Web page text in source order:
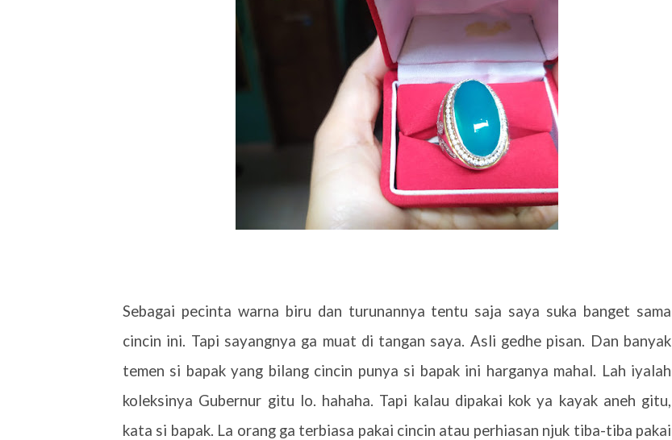
Sebagai pecinta warna biru dan turunannya tentu saja saya suka banget sama
cincin ini. Tapi sayangnya ga muat di tangan saya. Asli gedhe pisan. Dan banyak
temen si bapak yang bilang cincin punya si bapak ini harganya mahal. Lah iyalah
koleksinya Gubernur gitu lo. hahaha. Tapi kalau dipakai kok ya kayak aneh gitu,
kata si bapak. La orang ga terbiasa pakai cincin atau perhiasan njuk tiba-tiba pakai